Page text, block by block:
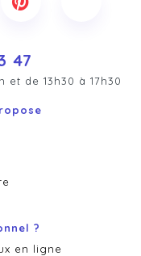
47
de 13h30 à 17h30
?
en ligne